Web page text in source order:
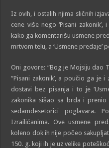
Iz ovih, i ostalih njima sličnih
cene više nego ‘Pisani zakonik’,
kako ga komentarišu usmene
mrtvom telu, a ‘Usmene predaje’
Oni govore: “Bog je Mojsiju dao
“Pisani zakonik’, a poučio ga je
dostavi bez pisanja i to je
zakonika sišao sa brda i
sedamdesetorici poglavara.
Izrailićanima. Ove usmene
koleno dok ih nije počeo
150. g. koji ih je uz velike